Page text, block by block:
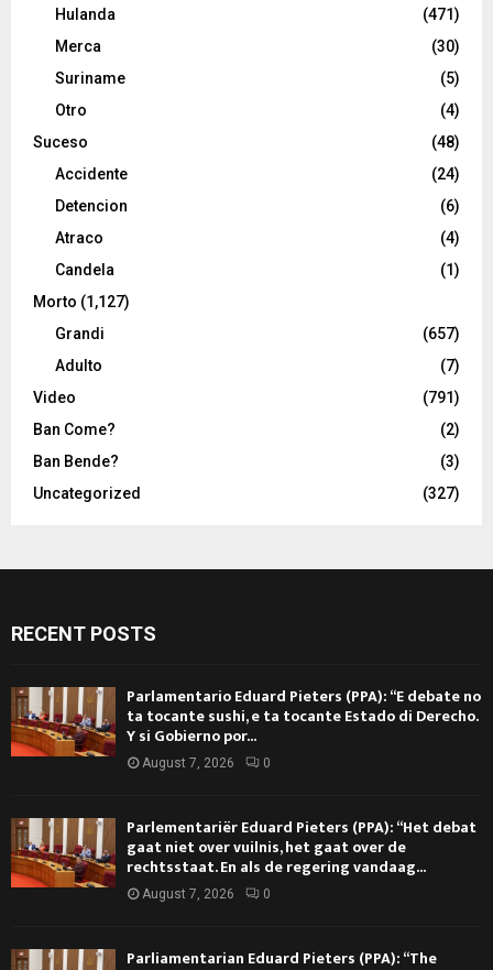
Hulanda
(471)
Merca
(30)
Suriname
(5)
Otro
(4)
Suceso
(48)
Accidente
(24)
Detencion
(6)
Atraco
(4)
Candela
(1)
Morto (1,127)
Grandi
(657)
Adulto
(7)
Video
(791)
Ban Come?
(2)
Ban Bende?
(3)
Uncategorized
(327)
RECENT POSTS
Parlamentario Eduard Pieters (PPA): “E debate no
ta tocante sushi, e ta tocante Estado di Derecho.
Y si Gobierno por...
August 7, 2026 0
Parlementariër Eduard Pieters (PPA): “Het debat
gaat niet over vuilnis, het gaat over de
rechtsstaat. En als de regering vandaag...
August 7, 2026 0
Parliamentarian Eduard Pieters (PPA): “The